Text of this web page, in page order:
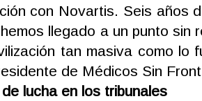
con Novartis. Seis años
llegado a un punto sin
tan masiva como lo
de Médicos Sin
lucha en los tribunales